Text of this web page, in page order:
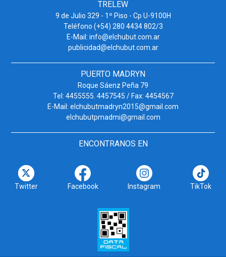
TRELEW
9 de Julio 329 - 1º Piso - Cp U-9100H
Teléfono (+54) 280 4434 802/3
E-Mail: info@elchubut.com.ar
publicidad@elchubut.com.ar
PUERTO MADRYN
Roque Sáenz Peña 79
Tel: 4455555. 4457545 / Fax: 4454567
E-Mail: elchubutmadryn2015@gmail.com
elchubutpmadmi@gmail.com
ENCONTRANOS EN
Twitter Facebook Instagram TikTok